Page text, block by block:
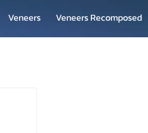
Veneers Veneers Recomposed